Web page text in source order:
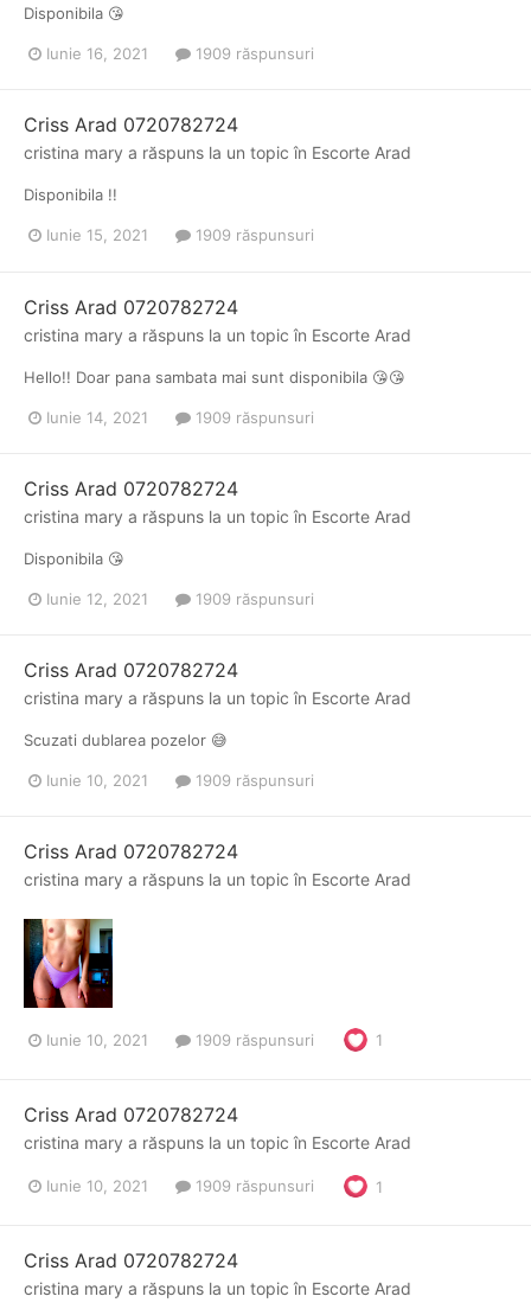
Disponibila 😘
Iunie 16, 2021 1909 răspunsuri
Criss Arad 0720782724
cristina mary a răspuns la un topic în Escorte Arad
Disponibila !!
Iunie 15, 2021 1909 răspunsuri
Criss Arad 0720782724
cristina mary a răspuns la un topic în Escorte Arad
Hello!! Doar pana sambata mai sunt disponibila 😘😘
Iunie 14, 2021 1909 răspunsuri
Criss Arad 0720782724
cristina mary a răspuns la un topic în Escorte Arad
Disponibila 😘
Iunie 12, 2021 1909 răspunsuri
Criss Arad 0720782724
cristina mary a răspuns la un topic în Escorte Arad
Scuzati dublarea pozelor 😅
Iunie 10, 2021 1909 răspunsuri
Criss Arad 0720782724
cristina mary a răspuns la un topic în Escorte Arad
Iunie 10, 2021 1909 răspunsuri 1
Criss Arad 0720782724
cristina mary a răspuns la un topic în Escorte Arad
Iunie 10, 2021 1909 răspunsuri 1
Criss Arad 0720782724
cristina mary a răspuns la un topic în Escorte Arad